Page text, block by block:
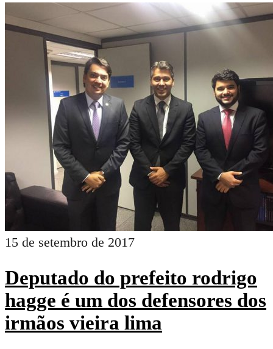
15 de setembro de 2017
Deputado do prefeito rodrigo
hagge é um dos defensores dos
irmãos vieira lima